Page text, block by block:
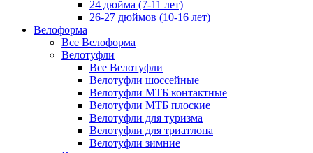
24 дюйма (7-11 лет)
26-27 дюймов (10-16 лет)
Велоформа
Все Велоформа
Велотуфли
Все Велотуфли
Велотуфли шоссейные
Велотуфли МТБ контактные
Велотуфли МТБ плоские
Велотуфли для туризма
Велотуфли для триатлона
Велотуфли зимние